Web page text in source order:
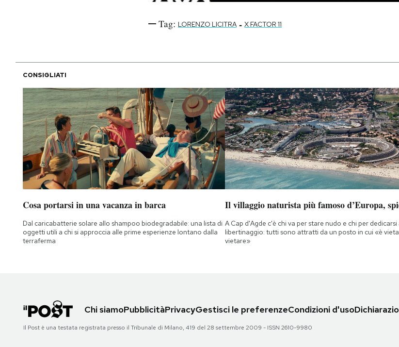
Tag: LORENZO LICITRA - X FACTOR 11
CONSIGLIATI
Cosa portarsi in una vacanza in barca
Dal caricabatterie solare allo shampoo biodegradabile: una lista di
oggetti utili a chi si approccia alle prime esperienze lontano dalla
terraferma
Il villaggio naturista più famoso d’Europa,
A Cap d'Agde c'è chi va per stare nudo e chi per dedicarsi
libertinaggio: tutti sono attratti da un posto in cui «è
vietare»
Chi siamoPubblicitàPrivacyGestisci le preferenzeCondizioni d'uso
Il Post è una testata registrata presso il Tribunale di Milano, 419 del 28 settembre 2009 - ISSN 2610-9980